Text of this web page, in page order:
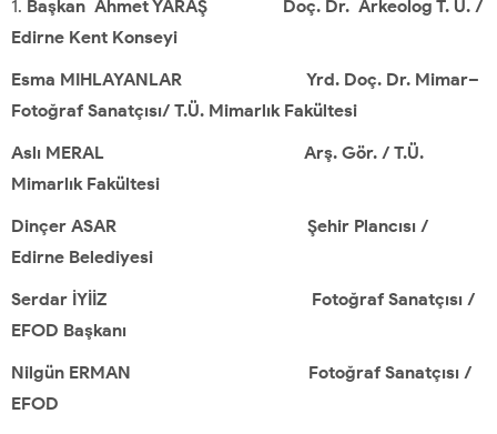
Başkan Ahmet YARAŞ Doç. Dr. Arkeolog T. Ü. /
Edirne Kent Konseyi
Esma MIHLAYANLAR Yrd. Doç. Dr. Mimar–
Fotoğraf Sanatçısı/ T.Ü. Mimarlık Fakültesi
Aslı MERAL Arş. Gör. / T.Ü.
Mimarlık Fakültesi
Dinçer ASAR Şehir Plancısı /
Edirne Belediyesi
Serdar İYİİZ Fotoğraf Sanatçısı /
EFOD Başkanı
Nilgün ERMAN Fotoğraf Sanatçısı /
EFOD